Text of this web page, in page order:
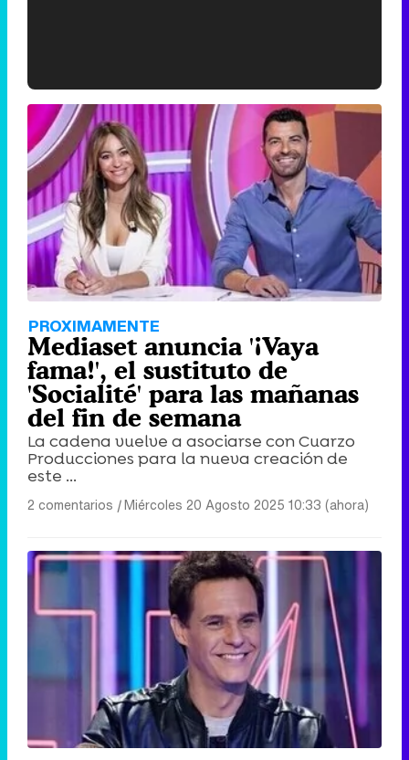
'120 Minutos' celebra sus 2.000 programas en Telemadrid con un vídeo del día a día en la redacción
Tráiler de '33 días', la nueva serie de Atresplayer con Julián Villagrán y José Manuel Poga
PROXIMAMENTE
Mediaset anuncia '¡Vaya
fama!', el sustituto de
'Socialité' para las mañanas
del fin de semana
La cadena vuelve a asociarse con Cuarzo
Producciones para la nueva creación de
este ...
2 comentarios |Miércoles 20 Agosto 2025 10:33 (ahora)